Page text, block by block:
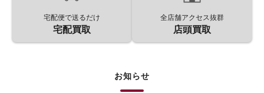
宅配便で送るだけ
宅配買取
全店舗アクセス抜群
店頭買取
お知らせ